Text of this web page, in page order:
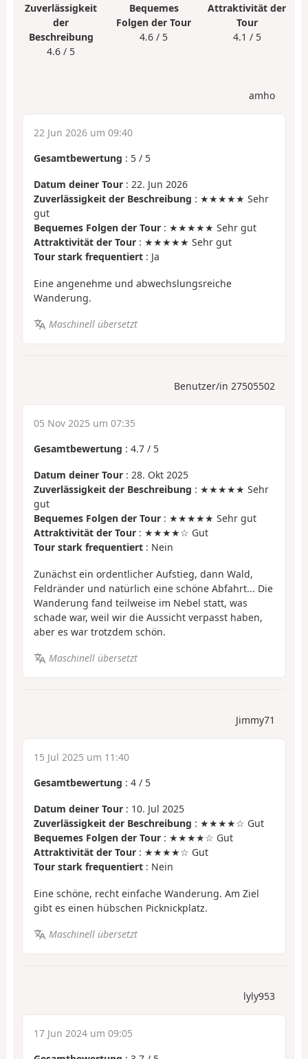
Zuverlässigkeit
der
Beschreibung
4.6 / 5
Bequemes
Folgen der Tour
4.6 / 5
Attraktivität der
Tour
4.1 / 5
amho
22 Jun 2026 um 09:40
Gesamtbewertung : 5 / 5
Datum deiner Tour : 22. Jun 2026
Zuverlässigkeit der Beschreibung : ★★★★★ Sehr
gut
Bequemes Folgen der Tour : ★★★★★ Sehr gut
Attraktivität der Tour : ★★★★★ Sehr gut
Tour stark frequentiert : Ja
Eine angenehme und abwechslungsreiche
Wanderung.
Maschinell übersetzt
Benutzer/in 27505502
05 Nov 2025 um 07:35
Gesamtbewertung : 4.7 / 5
Datum deiner Tour : 28. Okt 2025
Zuverlässigkeit der Beschreibung : ★★★★★ Sehr
gut
Bequemes Folgen der Tour : ★★★★★ Sehr gut
Attraktivität der Tour : ★★★★☆ Gut
Tour stark frequentiert : Nein
Zunächst ein ordentlicher Aufstieg, dann Wald,
Feldränder und natürlich eine schöne Abfahrt... Die
Wanderung fand teilweise im Nebel statt, was
schade war, weil wir die Aussicht verpasst haben,
aber es war trotzdem schön.
Maschinell übersetzt
Jimmy71
15 Jul 2025 um 11:40
Gesamtbewertung : 4 / 5
Datum deiner Tour : 10. Jul 2025
Zuverlässigkeit der Beschreibung : ★★★★☆ Gut
Bequemes Folgen der Tour : ★★★★☆ Gut
Attraktivität der Tour : ★★★★☆ Gut
Tour stark frequentiert : Nein
Eine schöne, recht einfache Wanderung. Am Ziel
gibt es einen hübschen Picknickplatz.
Maschinell übersetzt
lyly953
17 Jun 2024 um 09:05